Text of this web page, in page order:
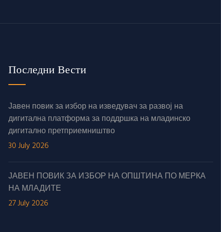
Последни Вести
Јавен повик за избор на изведувач за развој на
дигитална платформа за поддршка на младинско
дигитално претприемништво
30 July 2026
ЈАВЕН ПОВИК ЗА ИЗБОР НА ОПШТИНА ПО МЕРКА
НА МЛАДИТЕ
27 July 2026